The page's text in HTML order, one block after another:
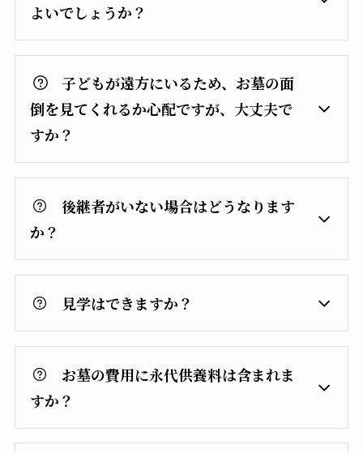
よいでしょうか？
子どもが遠方にいるため、お墓の面
倒を見てくれるか心配ですが、大丈夫で
すか？
後継者がいない場合はどうなります
か？
見学はできますか？
お墓の費用に永代供養料は含まれま
すか？